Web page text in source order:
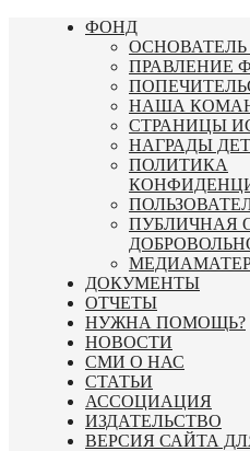
Перейти
ФОНД
ОСНОВАТЕЛЬ
ПРАВЛЕНИЕ
НАША
СТРАНИЦЫ
НАГРАДЫ
ПОЛИТИКА
ПУБЛИЧНАЯ
ДОКУМЕНТЫ
ОТЧЕТЫ
НУЖНА ПОМОЩЬ?
НОВОСТИ
СМИ О НАС
СТАТЬИ
АССОЦИАЦИЯ
ИЗДАТЕЛЬСТВО
ВЕРСИЯ САЙТА